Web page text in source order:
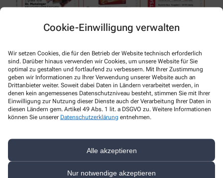
Cookie-Einwilligung verwalten
Wir setzen Cookies, die für den Betrieb der Website technisch erforderlich
sind. Darüber hinaus verwenden wir Cookies, um unsere Website für Sie
optimal zu gestalten und fortlaufend zu verbessern. Mit Ihrer Zustimmung
geben wir Informationen zu Ihrer Verwendung unserer Website auch an
Drittanbieter weiter. Soweit dabei Daten in Ländern verarbeitet werden, in
denen kein angemessenes Datenschutzniveau besteht, stimmen Sie mit Ihrer
Einwilligung zur Nutzung dieser Dienste auch der Verarbeitung Ihrer Daten in
diesen Ländern gem. Artikel 49 Abs. 1 lit. a DSGVO zu. Weitere Informationen
können Sie unserer Datenschutzerklärung entnehmen.
Alle akzeptieren
Nur notwendige akzeptieren
Weitere Themen